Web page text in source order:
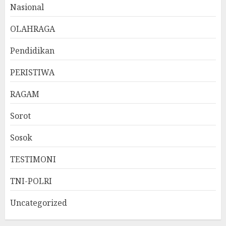
Nasional
OLAHRAGA
Pendidikan
PERISTIWA
RAGAM
Sorot
Sosok
TESTIMONI
TNI-POLRI
Uncategorized